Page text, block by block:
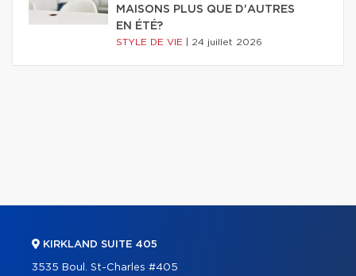
MAISONS PLUS QUE D'AUTRES
EN ÉTÉ?
STYLE DE VIE 24 juillet 2026
KIRKLAND SUITE 405
3535 Boul. St-Charles #405